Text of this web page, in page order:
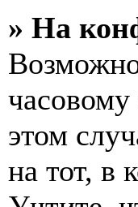
» На
этом
на тот, в